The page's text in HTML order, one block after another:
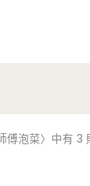
傅泡菜〉中有 3